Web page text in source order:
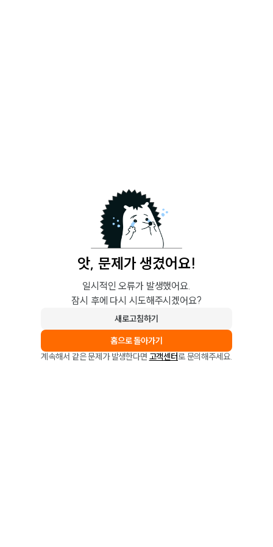
앗, 문제가 생겼어요!
일시적인 오류가 발생했어요.
잠시 후에 다시 시도해주시겠어요?
새로고침하기
홈으로 돌아가기
계속해서 같은 문제가 발생한다면 고객센터로 문의해주세요.